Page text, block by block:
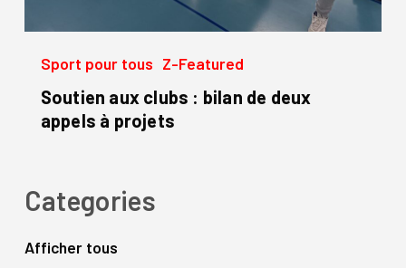
Sport pour tous Z-Featured
Soutien aux clubs : bilan de deux
appels à projets
Categories
Afficher tous